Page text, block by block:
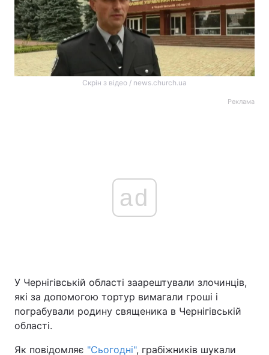
Скрін з відео / news.church.ua
Реклама
ad
У Чернігівській області заарештували злочинців,
які за допомогою тортур вимагали гроші і
пограбували родину священика в Чернігівській
області.
Як повідомляє "Сьогодні", грабіжників шукали